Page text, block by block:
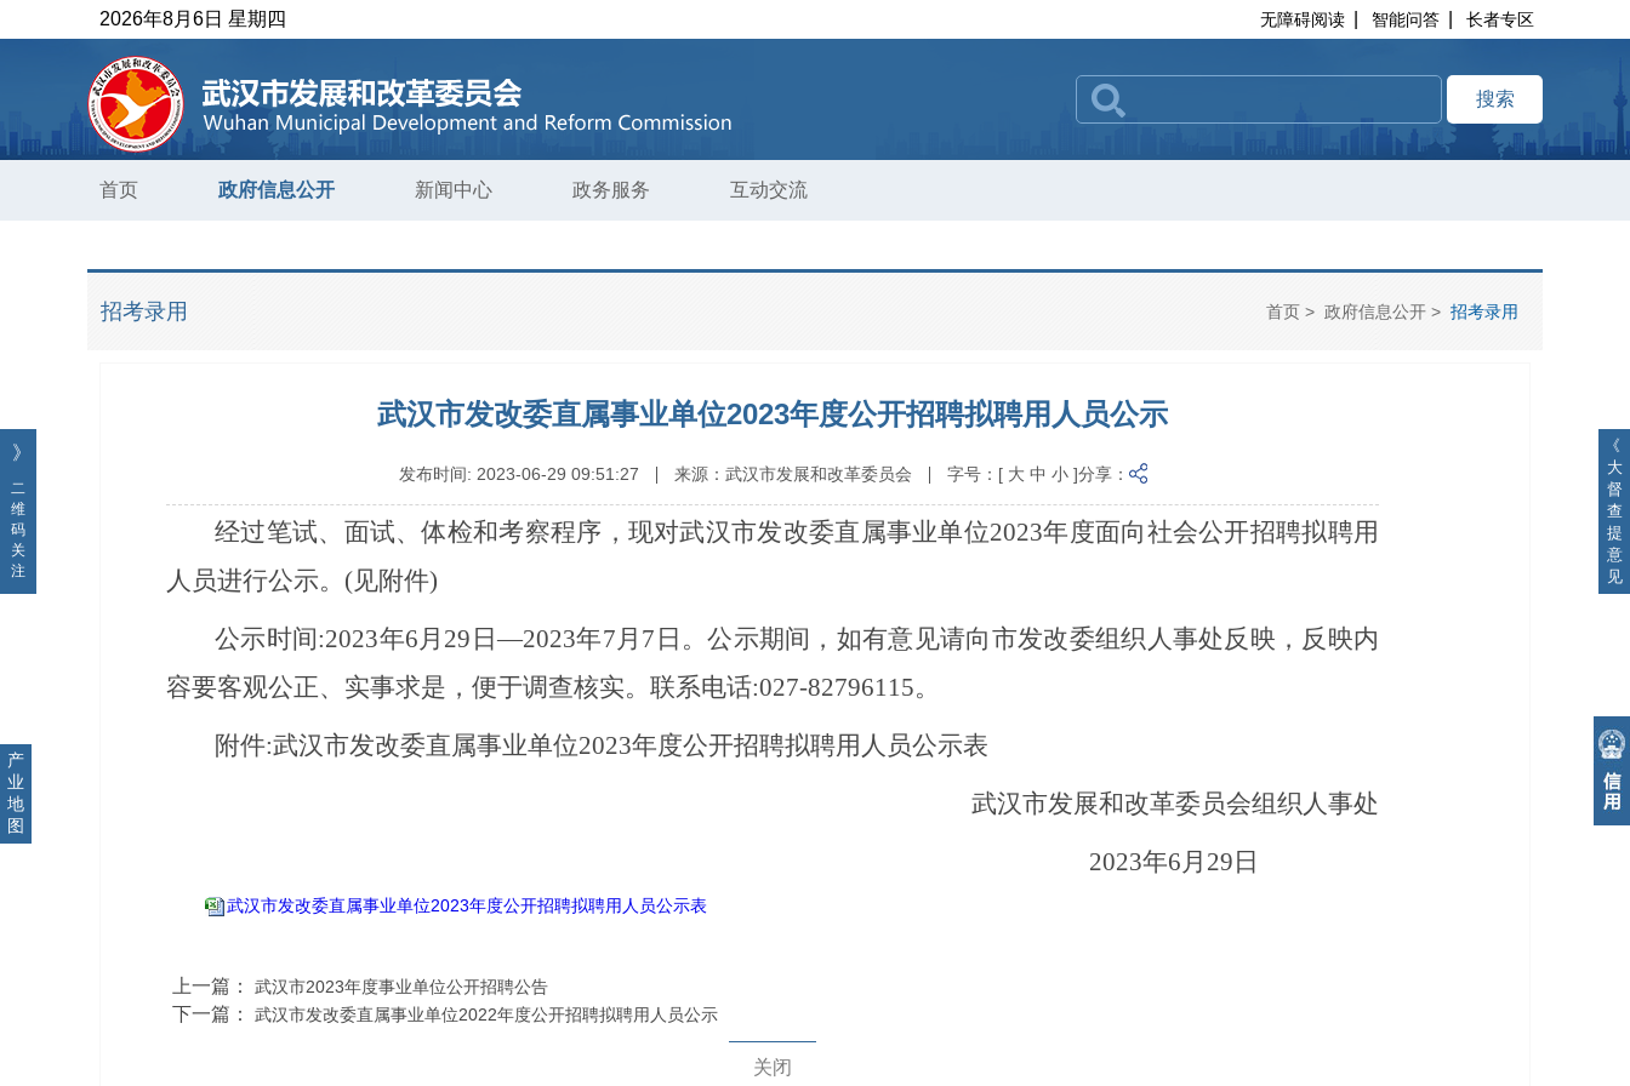
2026年8月6日 星期四 无障碍阅读 智能问答 长者专区
搜索
首页 政府信息公开 新闻中心 政务服务 互动交流
招考录用 首页 > 政府信息公开 > 招考录用
武汉市发改委直属事业单位2023年度公开招聘拟聘用人员公示
发布时间: 2023-06-29 09:51:27 来源： 武汉市发展和改革委员会 字号： [ 大 中 小]分享：
经过笔试、面试、体检和考察程序，现对武汉市发改委直属事业单位2023年度面向社会公开招聘拟聘用
人员进行公示。(见附件)
公示时间:2023年6月29日—2023年7月7日。公示期间，如有意见请向市发改委组织人事处反映，反映内
容要客观公正、实事求是，便于调查核实。联系电话:027-82796115。
附件:武汉市发改委直属事业单位2023年度公开招聘拟聘用人员公示表
武汉市发展和改革委员会组织人事处
2023年6月29日
武汉市发改委直属事业单位2023年度公开招聘拟聘用人员公示表
上一篇： 武汉市2023年度事业单位公开招聘公告
下一篇： 武汉市发改委直属事业单位2022年度公开招聘拟聘用人员公示
关闭
》
二
维
码
关
注
《
大
督
查
提
意
见
产
业
地
图